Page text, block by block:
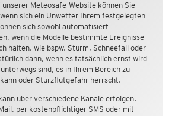
Meteosafe-Website können Sie
sich ein Unwetter Ihrem festgelegten
sich sowohl automatisiert
wenn die Modelle bestimmte Ereignisse
halten, wie bspw. Sturm, Schneefall oder
dann, wenn es tatsächlich ernst wird
sind, es in Ihrem Bereich zu
oder Sturzflutgefahr herrscht.
über verschiedene Kanäle erfolgen.
per kostenpflichtiger SMS oder mit